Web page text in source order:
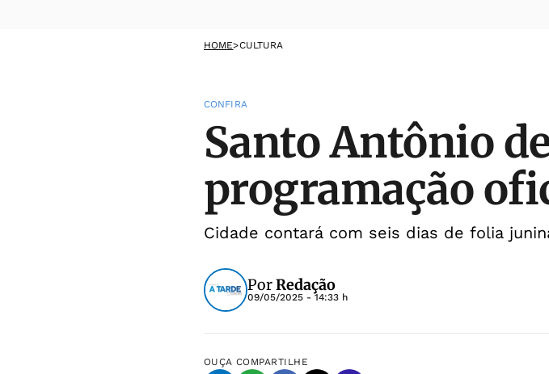
HOME>CULTURA
CONFIRA
Santo Antônio
programação
Cidade contará com seis dias de folia
PorRedação
09/05/2025 - 14:33 h
OUÇA COMPARTILHE